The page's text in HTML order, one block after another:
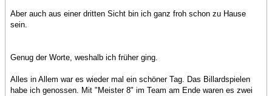
Aber auch aus einer dritten Sicht bin ich ganz froh schon zu Hause
sein.
Genug der Worte, weshalb ich früher ging.
Alles in Allem war es wieder mal ein schöner Tag. Das Billardspielen
habe ich genossen. Mit "Meister 8" im Team am Ende waren es zwei